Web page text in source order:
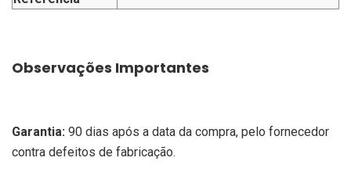
Observações Importantes
Garantia: 90 dias após a data da compra, pelo fornecedor
contra defeitos de fabricação.